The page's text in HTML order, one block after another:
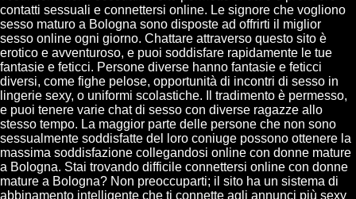
contatti sessuali e connettersi online. Le signore che vogliono
sesso maturo a Bologna sono disposte ad offrirti il miglior
sesso online ogni giorno. Chattare attraverso questo sito è
erotico e avventuroso, e puoi soddisfare rapidamente le tue
fantasie e feticci. Persone diverse hanno fantasie e feticci
diversi, come fighe pelose, opportunità di incontri di sesso in
lingerie sexy, o uniformi scolastiche. Il tradimento è permesso,
e puoi tenere varie chat di sesso con diverse ragazze allo
stesso tempo. La maggior parte delle persone che non sono
sessualmente soddisfatte del loro coniuge possono ottenere la
massima soddisfazione collegandosi online con donne mature
a Bologna. Stai trovando difficile connettersi online con donne
mature a Bologna? Non preoccuparti; il sito ha un sistema di
abbinamento intelligente che ti connette agli annunci più sexy